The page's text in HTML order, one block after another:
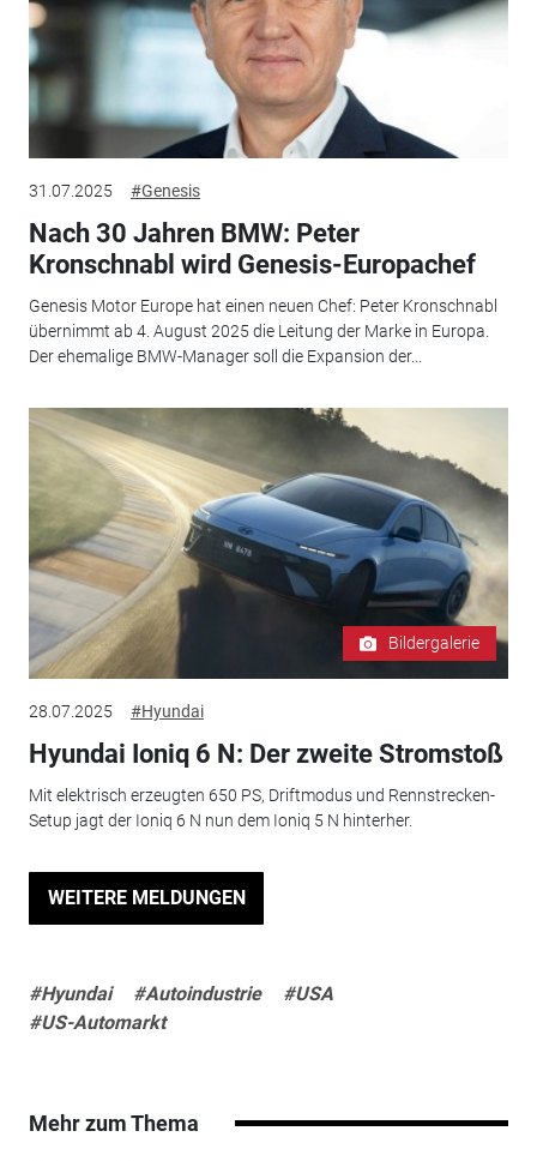
31.07.2025 #Genesis
Nach 30 Jahren BMW: Peter
Kronschnabl wird Genesis-Europachef
Genesis Motor Europe hat einen neuen Chef: Peter Kronschnabl
übernimmt ab 4. August 2025 die Leitung der Marke in Europa.
Der ehemalige BMW-Manager soll die Expansion der...
Bildergalerie
28.07.2025 #Hyundai
Hyundai Ioniq 6 N: Der zweite Stromstoß
Mit elektrisch erzeugten 650 PS, Driftmodus und Rennstrecken-
Setup jagt der Ioniq 6 N nun dem Ioniq 5 N hinterher.
WEITERE MELDUNGEN
#Hyundai #Autoindustrie
#USA
#US-Automarkt
Mehr zum Thema